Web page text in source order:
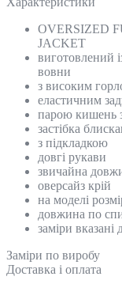
OVERSIZED
JACKET
виготовлений
вовни
з високим
еластичним
парою кишень
застібка
з підкладкою
довгі рукави
звичайна
оверсайз крій
на моделі
довжина по
заміри вказані
Замiри по виробу
Доставка і оплата